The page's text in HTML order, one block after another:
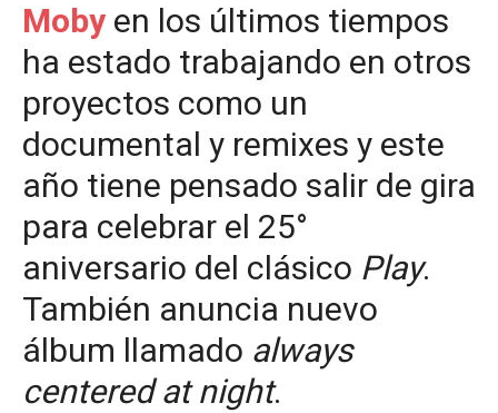
Mobyen los últimos tiempos
ha estado trabajando en otros
proyectos como un
documental y remixes y este
año tiene pensado salir de gira
para celebrar el 25°
aniversario del clásico Play.
También anuncia nuevo
álbum llamado always
centered at night.